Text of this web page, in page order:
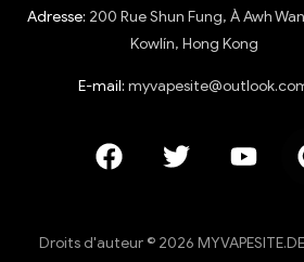
Adresse: 200 Rue Shun Fung, À Awh
Kowlín, Hong Kong
E-mail:
Droits d'auteur © 2026